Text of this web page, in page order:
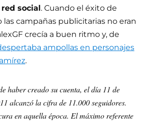
social. Cuando el éxito de
las campañas publicitarias no eran
crecía a buen ritmo y, de
ampollas en personajes
.
haber creado su cuenta, el día 11 de
alcanzó la cifra de 11.000 seguidores.
en aquella época. El máximo referente